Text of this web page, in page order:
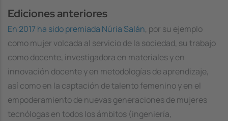
Ediciones anteriores
En 2017 ha sido premiada Núria Salán, por su ejemplo
como mujer volcada al servicio de la sociedad, su trabajo
como docente, investigadora en materiales y en
innovación docente y en metodologías de aprendizaje,
así como en la captación de talento femenino y en el
empoderamiento de nuevas generaciones de mujeres
tecnólogas en todos los ámbitos (ingeniería,